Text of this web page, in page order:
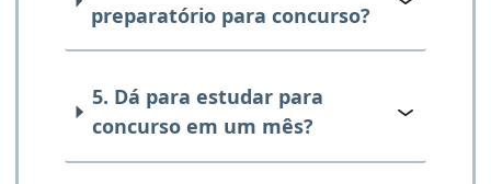
preparatório para concurso?
5. Dá para estudar para
concurso em um mês?